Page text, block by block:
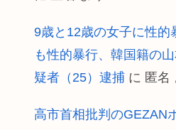
9歳と12歳の女子に性的
も性的暴行、韓国籍の
疑者（25）逮捕 に 匿名
高市首相批判のGEZAN